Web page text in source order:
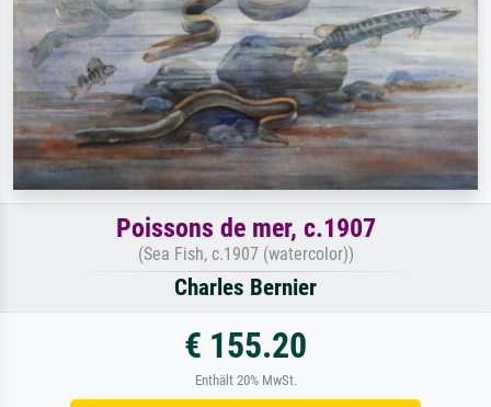
Poissons de mer, c.1907
(Sea Fish, c.1907 (watercolor))
Charles Bernier
€ 155.20
Enthält 20% MwSt.